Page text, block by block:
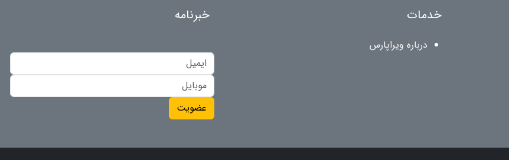
خدمات
درباره ویراپارس
خبرنامه
عضویت